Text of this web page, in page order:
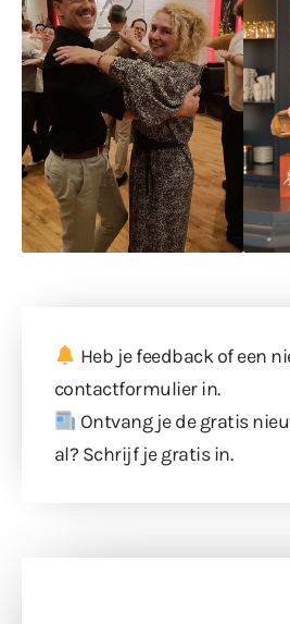
Heb je feedback of een
contactformulierin.
Ontvang je de gratis
al? Schrijf je gratis in.